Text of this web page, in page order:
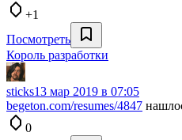
+1
Посмотреть
Король разработки
sticks13 мар 2019 в 07:05
begeton.com/resumes/4847
0